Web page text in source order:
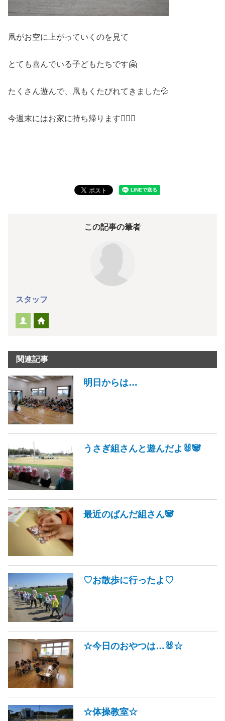
凧がお空に上がっていくのを見て
とても喜んでいる子どもたちです🤗
たくさん遊んで、凧もくたびれてきました💦
今週末にはお家に持ち帰ります🙋🏻‍♀️
この記事の筆者
スタッフ
関連記事
明日からは…
うさぎ組さんと遊んだよ🐰🐼
最近のぱんだ組さん🐼
♡お散歩に行ったよ♡
☆今日のおやつは…🐰☆
☆体操教室☆